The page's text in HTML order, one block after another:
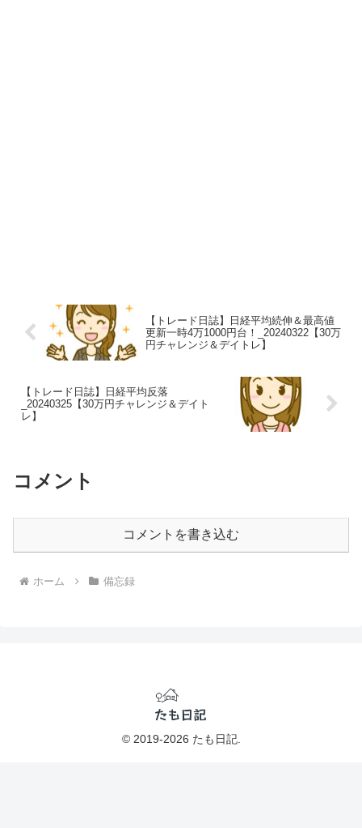
【トレード日誌】日経平均続伸＆最高値
更新一時4万1000円台！_20240322【30万
円チャレンジ＆デイトレ】
【トレード日誌】日経平均反落
_20240325【30万円チャレンジ＆デイト
レ】
コメント
コメントを書き込む
ホーム 備忘録
© 2019-2026 たも日記.